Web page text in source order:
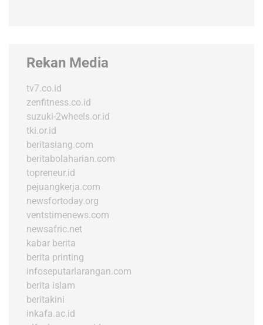
Rekan Media
tv7.co.id
zenfitness.co.id
suzuki-2wheels.or.id
tki.or.id
beritasiang.com
beritabolaharian.com
topreneur.id
pejuangkerja.com
newsfortoday.org
ventstimenews.com
newsafric.net
kabar berita
berita printing
infoseputarlarangan.com
berita islam
beritakini
inkafa.ac.id